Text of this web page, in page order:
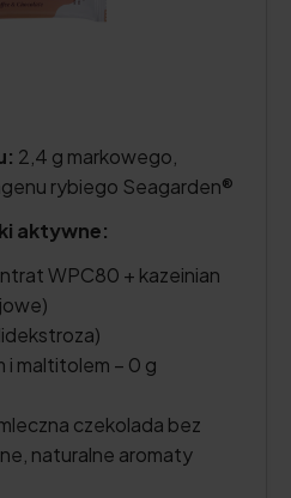
2,4 g markowego,
rybiego Seagarden®
aktywne:
WPC80 + kazeinian
i maltitolem – 0 g
czekolada bez
naturalne aromaty